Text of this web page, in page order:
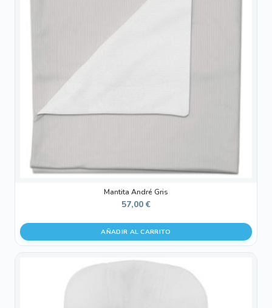
Mantita André Gris
57,00 €
AÑADIR AL CARRITO